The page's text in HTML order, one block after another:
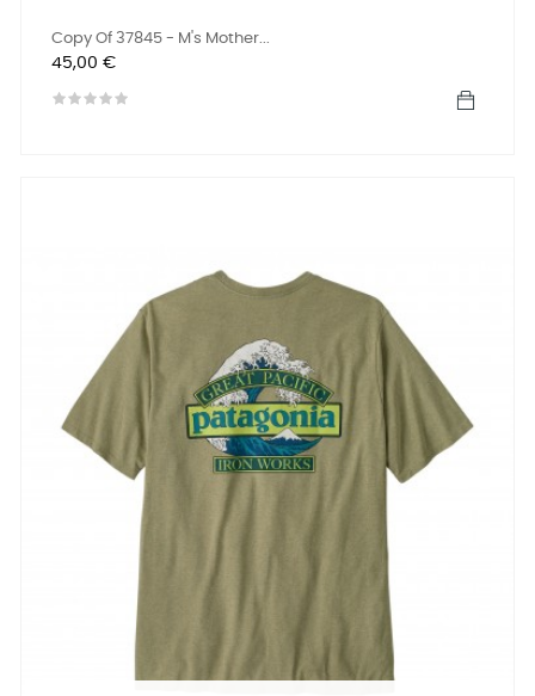
Copy Of 37845 - M's Mother...
Preis
45,00 €